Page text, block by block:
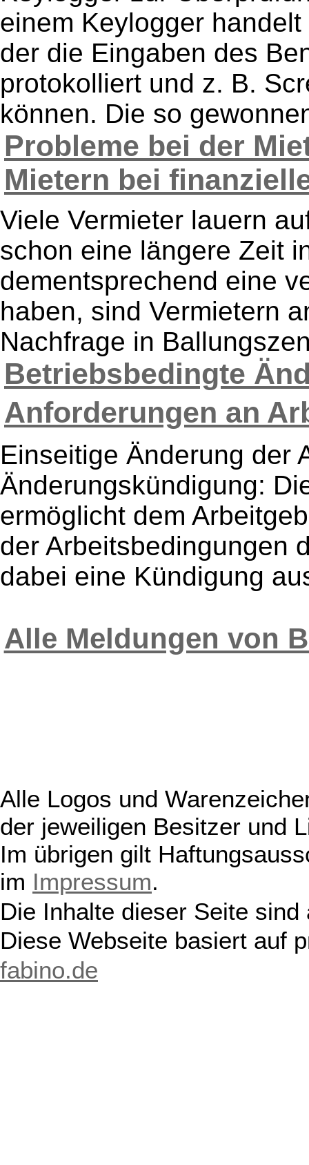
einem Keylogger
der die Eingaben des
protokolliert und z. B.
können. Die so
Probleme bei der
Mietern bei
Viele Vermieter lauern
schon eine längere Zeit
dementsprechend eine
haben, sind Vermietern
Nachfrage in
Betriebsbedingte
Anforderungen an
Einseitige Änderung der
Änderungskündigung:
ermöglicht dem
der Arbeitsbedingungen
dabei eine Kündigung
Alle Meldungen von
Alle Logos und
der jeweiligen Besitzer und
Im übrigen gilt
im Impressum.
Die Inhalte dieser Seite
Diese Webseite basiert auf
fabino.de